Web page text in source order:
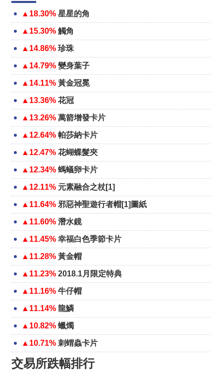
▲18.30% 星星的角
▲15.30% 觸角
▲14.86% 珍珠
▲14.79% 變身葉子
▲14.11% 黃金冠冕
▲13.36% 花冠
▲13.26% 萬箭增發卡片
▲12.64% 帕莎納卡片
▲12.47% 花蝴蝶髮夾
▲12.34% 螞蟻卵卡片
▲12.11% 元素融合之杖[1]
▲11.64% 邪惡神聖遊行者帽[1]圖紙
▲11.60% 潛水鏡
▲11.45% 幸福白色季節卡片
▲11.28% 黃金帽
▲11.23% 2018.1月限定特典
▲11.16% 牛仔帽
▲11.14% 龍鱗
▲10.82% 蠟燭
▲10.71% 刺蝟蟲卡片
交易所跌幅排行